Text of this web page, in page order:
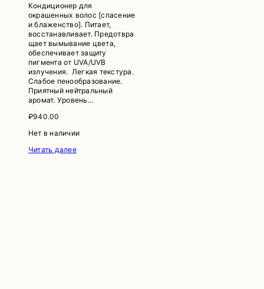
Кондиционер для
окрашенных волос [спасение
и блаженство]. Питает,
восстанавливает. Предотвра
щает вымывание цвета,
обеспечивает защиту
пигмента от UVA/UVB
излучения. Легкая текстура.
Слабое пенообразование.
Приятный нейтральный
аромат. Уровень…
₽940.00
Нет в наличии
Читать далее